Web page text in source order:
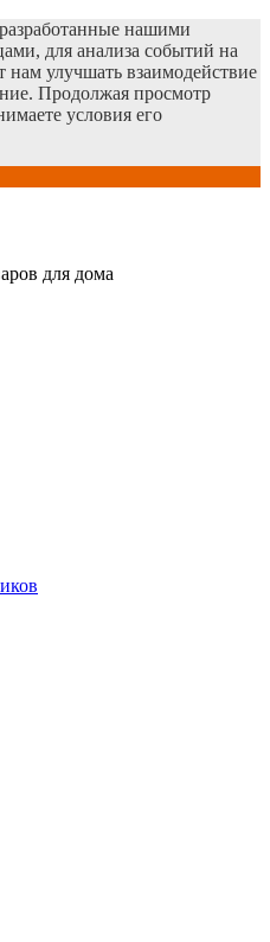
нашими
для анализа событий на
нам улучшать взаимодействие
Продолжая просмотр
условия его
для дома